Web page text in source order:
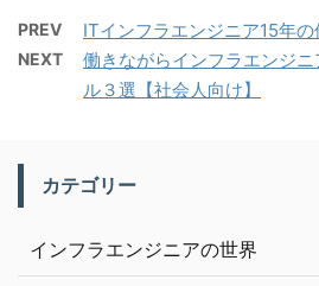
PREV ITインフラエンジニア15年
NEXT
働きながらインフラエンジ
ル３選【社会人向け】
カテゴリー
インフラエンジニアの世界